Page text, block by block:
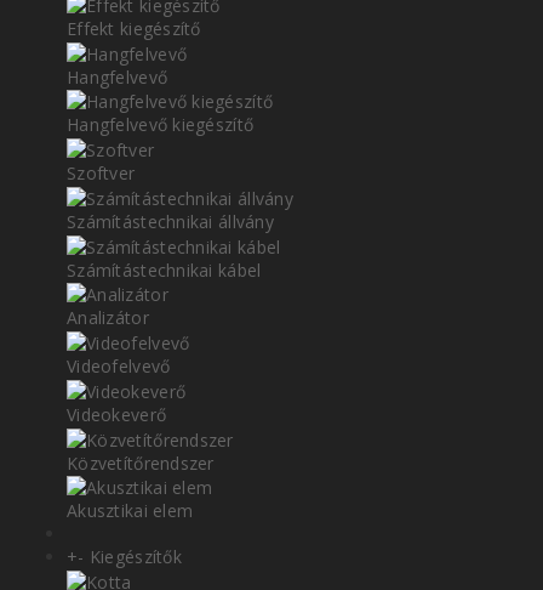
Effekt kiegészítő
Hangfelvevő
Hangfelvevő kiegészítő
Szoftver
Számítástechnikai állvány
Számítástechnikai kábel
Analizátor
Videofelvevő
Videokeverő
Közvetítőrendszer
Akusztikai elem
+- Kiegészítők